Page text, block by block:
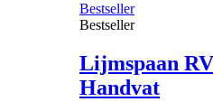
Bestseller
Bestseller
Lijmspaan
Handvat